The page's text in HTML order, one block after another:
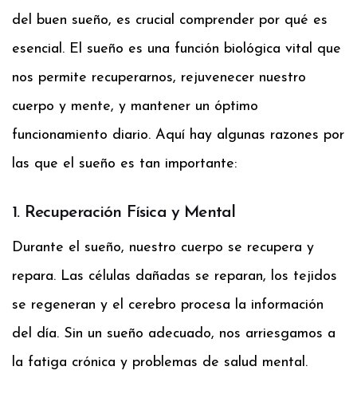
del buen sueño, es crucial comprender por qué es
esencial. El sueño es una función biológica vital que
nos permite recuperarnos, rejuvenecer nuestro
cuerpo y mente, y mantener un óptimo
funcionamiento diario. Aquí hay algunas razones por
las que el sueño es tan importante:
1. Recuperación Física y Mental
Durante el sueño, nuestro cuerpo se recupera y
repara. Las células dañadas se reparan, los tejidos
se regeneran y el cerebro procesa la información
del día. Sin un sueño adecuado, nos arriesgamos a
la fatiga crónica y problemas de salud mental.